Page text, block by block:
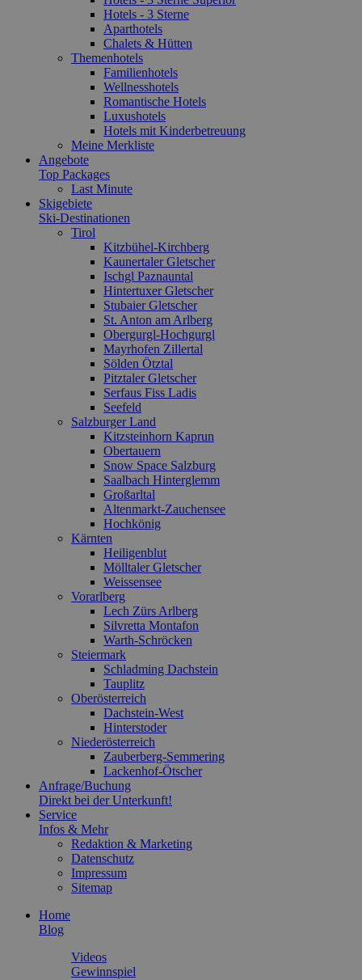
Hotels - 3 Sterne
Aparthotels
Chalets & Hütten
Themenhotels
Familienhotels
Wellnesshotels
Romantische Hotels
Luxushotels
Hotels mit Kinderbetreuung
Meine Merkliste
Angebote
Top Packages
Last Minute
Skigebiete
Ski-Destinationen
Tirol
Kitzbühel-Kirchberg
Kaunertaler Gletscher
Ischgl Paznauntal
Hintertuxer Gletscher
Stubaier Gletscher
St. Anton am Arlberg
Obergurgl-Hochgurgl
Mayrhofen Zillertal
Sölden Ötztal
Pitztaler Gletscher
Serfaus Fiss Ladis
Seefeld
Salzburger Land
Kitzsteinhorn Kaprun
Obertauern
Snow Space Salzburg
Saalbach Hinterglemm
Großarltal
Altenmarkt-Zauchensee
Hochkönig
Kärnten
Heiligenblut
Mölltaler Gletscher
Weissensee
Vorarlberg
Lech Zürs Arlberg
Silvretta Montafon
Warth-Schröcken
Steiermark
Schladming Dachstein
Tauplitz
Oberösterreich
Dachstein-West
Hinterstoder
Niederösterreich
Zauberberg-Semmering
Lackenhof-Ötscher
Anfrage/Buchung
Direkt bei der Unterkunft!
Service
Infos & Mehr
Redaktion & Marketing
Datenschutz
Impressum
Sitemap
Home
Blog
Videos
Gewinnspiel